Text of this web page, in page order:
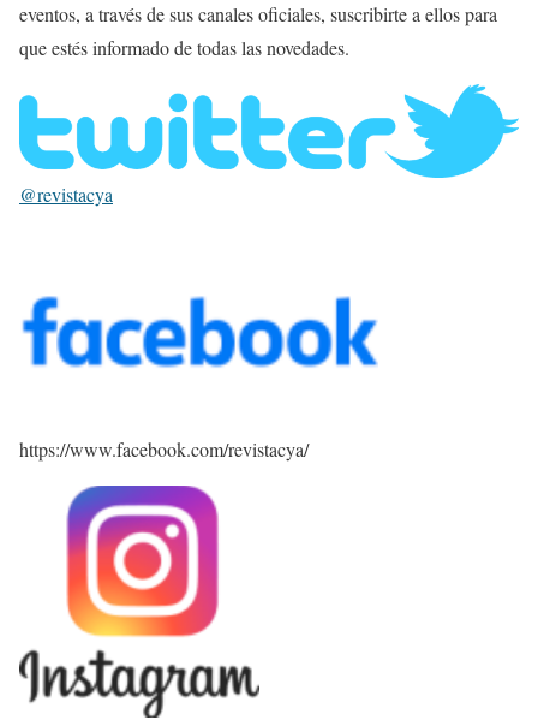
eventos, a través de sus canales oficiales, suscribirte a ellos para
que estés informado de todas las novedades.
@revistacya
https://www.facebook.com/revistacya/